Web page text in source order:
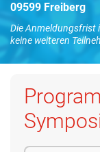
09599 Freiberg
Die Anmeldungsfrist
keine weiteren